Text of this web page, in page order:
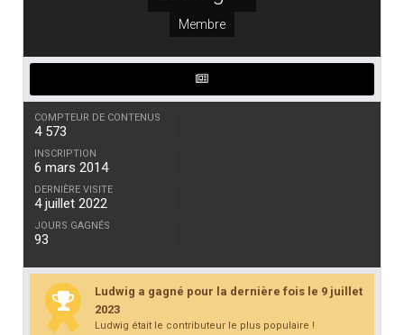
Membre
COMPTEUR DE CONTENUS
4 573
INSCRIPTION
6 mars 2014
DERNIÈRE VISITE
4 juillet 2022
JOURS GAGNÉS
93
Ludwig a gagné pour la dernière fois le 9 juillet
2023
Ludwig était le contributeur le plus populaire !